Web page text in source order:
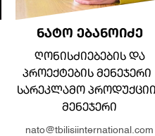
ᲜᲐᲢᲝ ᲔᲑᲐᲜᲝᲘᲫᲔ
ᲦᲝᲜᲘᲡᲫᲘᲔᲑᲔᲑᲘᲡ ᲓᲐ
ᲞᲠᲝᲔᲥᲢᲔᲑᲘᲡ ᲛᲔᲜᲔᲯᲔᲠᲘ
ᲡᲐᲠᲔᲙᲚᲐᲛᲝ
ᲛᲔᲜᲔᲯᲔᲠᲘ
nato@tbilisiinternational.com